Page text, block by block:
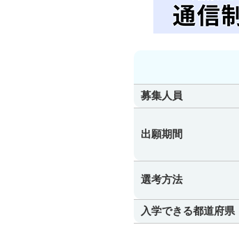
募集人員
出願期間
選考方法
入学できる都道府県